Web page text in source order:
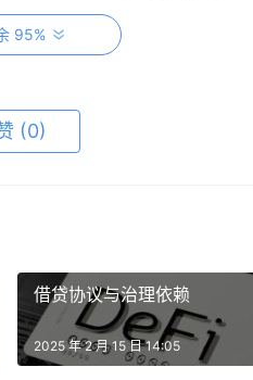
治的重大变革，并讨论了
结构演变的看法，以及风险投
否谈谈你对DeepSeek的R1
领域公认的科学和技术领导者
进行的工作。神经网络的最初
95%
(0)
借贷协议与治理依赖
2025 年 2 月 15 日 14:05